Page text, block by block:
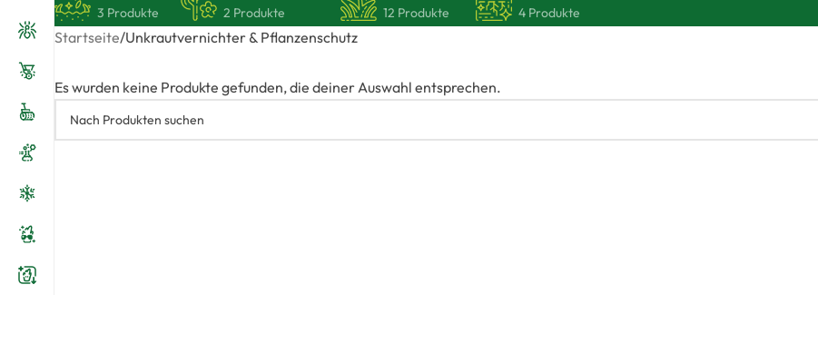
3 Produkte
2 Produkte
12 Produkte
4 Produkte
Startseite Unkrautvernichter & Pflanzenschutz
Es wurden keine Produkte gefunden, die deiner Auswahl entsprechen.